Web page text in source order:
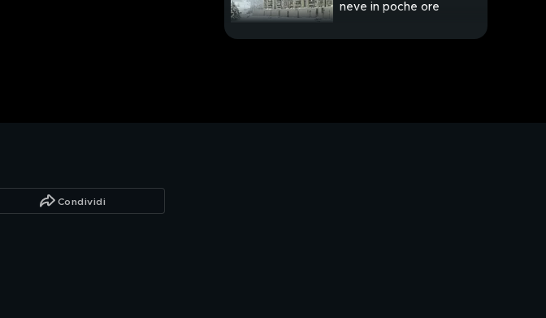
neve in poche ore
Condividi